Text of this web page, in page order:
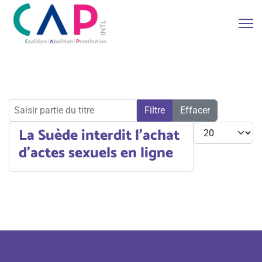
Saisir partie du titre Filtre
Effacer
Afficher #
La Suède interdit l’achat
d’actes sexuels en ligne